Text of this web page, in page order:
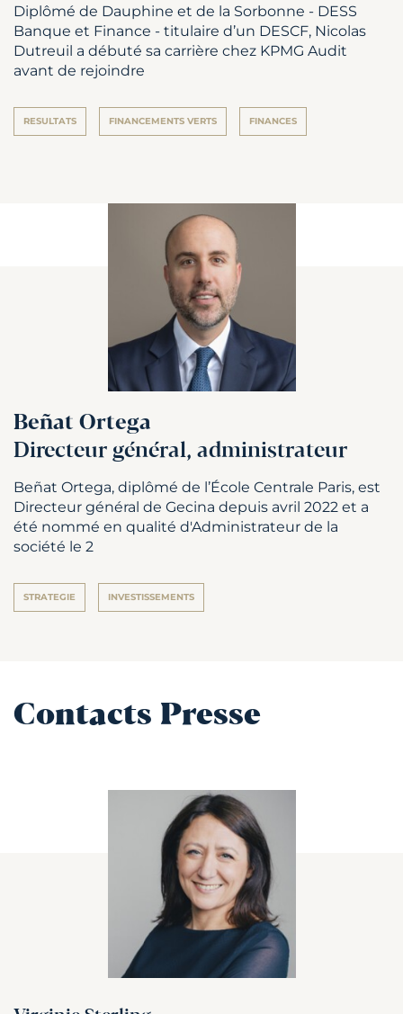
Diplômé de Dauphine et de la Sorbonne - DESS
Banque et Finance - titulaire d’un DESCF, Nicolas
Dutreuil a débuté sa carrière chez KPMG Audit
avant de rejoindre
RESULTATS FINANCEMENTS VERTS FINANCES
Beñat Ortega
Directeur général, administrateur
Beñat Ortega, diplômé de l’École Centrale Paris, est
Directeur général de Gecina depuis avril 2022 et a
été nommé en qualité d'Administrateur de la
société le 2
STRATEGIE INVESTISSEMENTS
Contacts Presse